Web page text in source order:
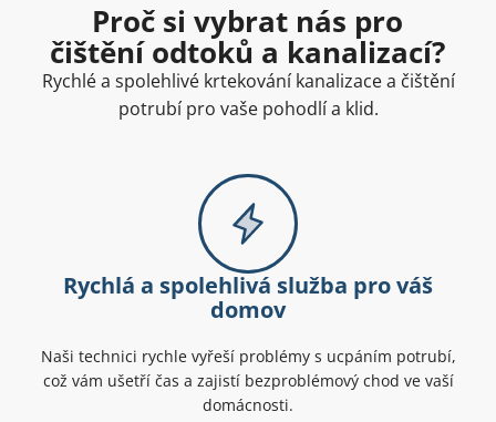
Proč si vybrat nás pro
čištění odtoků a kanalizací?
Rychlé a spolehlivé krtekování kanalizace a čištění
potrubí pro vaše pohodlí a klid.
Rychlá a spolehlivá služba pro váš
domov
Naši technici rychle vyřeší problémy s ucpáním potrubí,
což vám ušetří čas a zajistí bezproblémový chod ve vaší
domácnosti.